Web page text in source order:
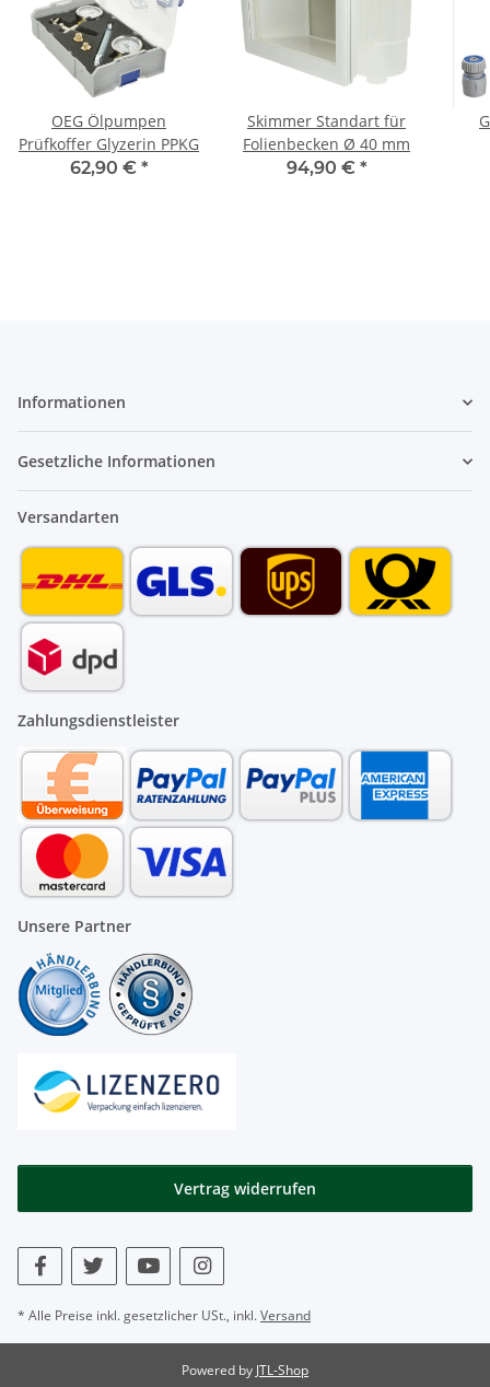
OEG Ölpumpen
Prüfkoffer Glyzerin PPKG
62,90 € *
Skimmer Standart für
Folienbecken Ø 40 mm
94,90 € *
Informationen
Gesetzliche Informationen
Versandarten
Zahlungsdienstleister
Unsere Partner
Vertrag widerrufen
* Alle Preise inkl. gesetzlicher USt., inkl.Versand
Powered by JTL-Shop